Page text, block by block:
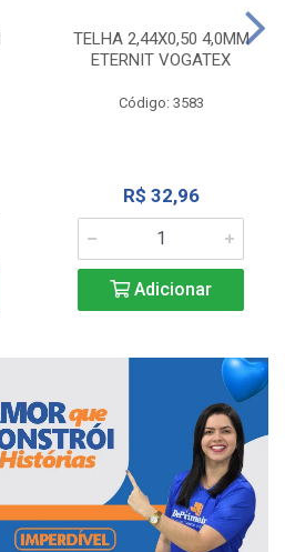
TELHA 2,44X0,50 4,0MM
ETERNIT VOGATEX
Código: 3583
R$ 32,96
Adicionar